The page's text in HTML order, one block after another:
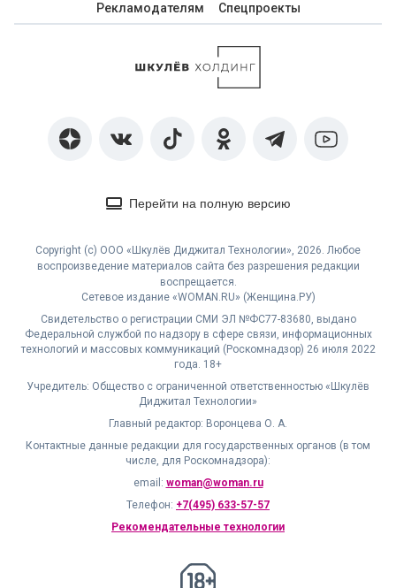
Рекламодателям
Спецпроекты
Перейти на полную версию
Copyright (с) ООО «Шкулёв Диджитал Технологии», 2026. Любое
воспроизведение материалов сайта без разрешения редакции
воспрещается.
Сетевое издание «WOMAN.RU» (Женщина.РУ)
Свидетельство о регистрации СМИ ЭЛ №ФС77-83680, выдано
Федеральной службой по надзору в сфере связи, информационных
технологий и массовых коммуникаций (Роскомнадзор) 26 июля 2022
года. 18+
Учредитель: Общество с ограниченной ответственностью «Шкулёв
Диджитал Технологии»
Главный редактор: Воронцева О. А.
Контактные данные редакции для государственных органов (в том
числе, для Роскомнадзора):
email: woman@woman.ru
Телефон: +7(495) 633-57-57
Рекомендательные технологии
18+